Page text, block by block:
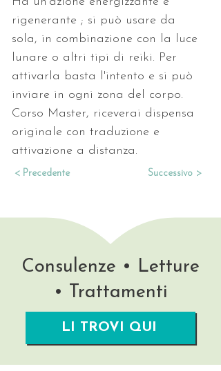
rigenerante ; si può usare da
sola, in combinazione con la luce
lunare o altri tipi di reiki. Per
attivarla basta l'intento e si può
inviare in ogni zona del corpo.
Corso Master, riceverai dispensa
originale con traduzione e
attivazione a distanza.
< Precedente Successivo >
Consulenze • Letture
• Trattamenti
LI TROVI QUI